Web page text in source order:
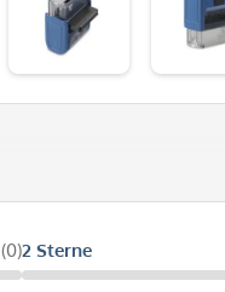
(0)2 Sterne